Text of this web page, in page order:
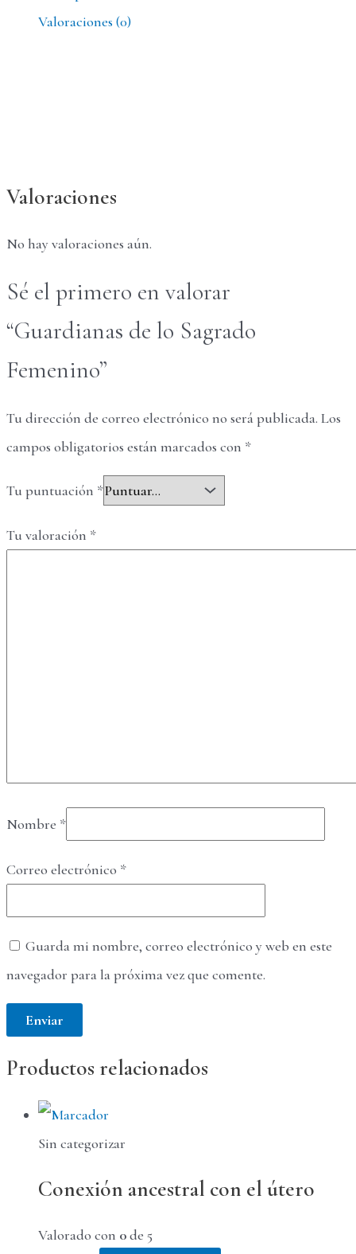
cantidadValoraciones (0)
Valoraciones
No hay valoraciones aún.
Sé el primero en valorar
“Guardianas de lo Sagrado
Femenino”
Tu dirección de correo electrónico no será publicada. Los
campos obligatorios están marcados con *
Tu puntuación *
Tu valoración *
Nombre *
Correo electrónico *
Guarda mi nombre, correo electrónico y web en este
navegador para la próxima vez que comente.
Productos relacionados
Sin categorizar
Conexión ancestral con el útero
Valorado con 0de 5